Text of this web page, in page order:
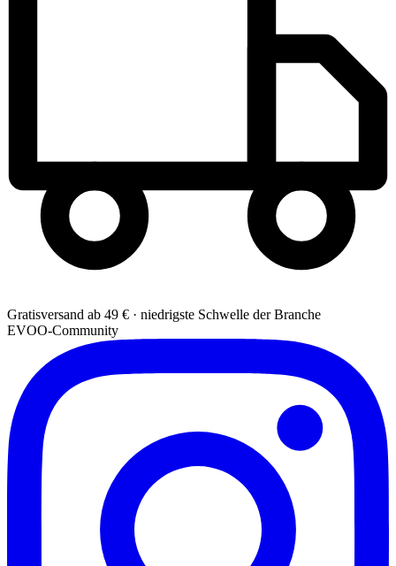
Gratisversand ab 49 € · niedrigste Schwelle der Branche
EVOO-Community